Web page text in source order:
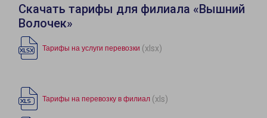
Скачать тарифы для филиала «Вышний
Волочек»
Тарифы на услуги перевозки (xlsx)
Тарифы на перевозку в филиал (xls)